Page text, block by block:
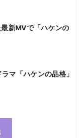
新MVで「ハケンの
マ「ハケンの品格」